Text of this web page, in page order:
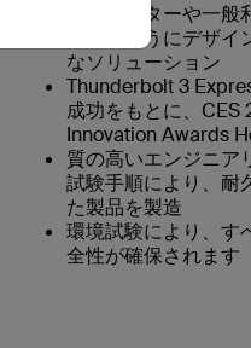
クリエイターや一
応するようにデザ
なソリューション
Thunderbolt 3
成功をもとに、CES
Innovation Awards
質の高いエンジニア
試験手順により、耐
た製品を製造
環境試験により、す
全性が確保されます